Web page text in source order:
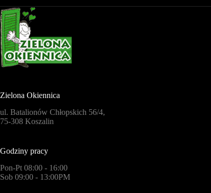
Zielona Okiennica
ul. Batalionów Chłopskich 56/4,
75-308 Koszalin
Godziny pracy
Pon-Pt 08:00 - 16:00
Sob 09:00 - 13:00PM